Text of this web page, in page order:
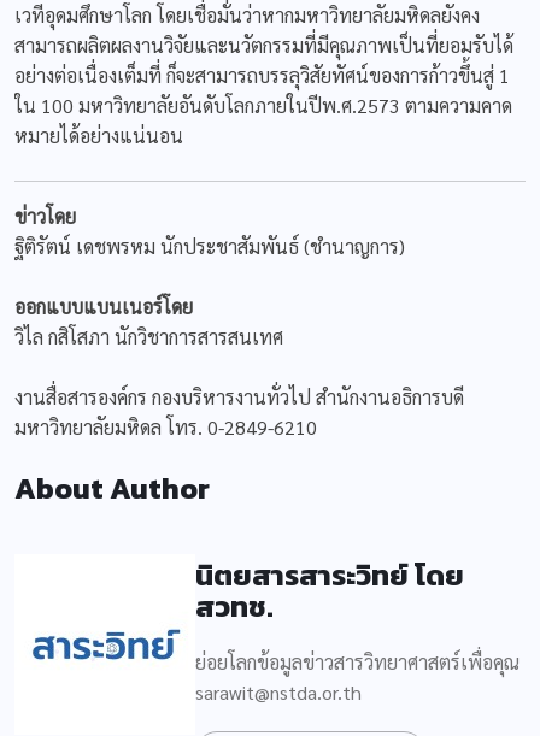
เวทีอุดมศึกษาโลก โดยเชื่อมั่นว่าหากมหาวิทยาลัยมหิดลยังคง
สามารถผลิตผลงานวิจัยและนวัตกรรมที่มีคุณภาพเป็นที่ยอมรับได้
อย่างต่อเนื่องเต็มที่ ก็จะสามารถบรรลุวิสัยทัศน์ของการก้าวขึ้นสู่ 1
ใน 100 มหาวิทยาลัยอันดับโลกภายในปีพ.ศ.2573 ตามความคาด
หมายได้อย่างแน่นอน
ข่าวโดย
ฐิติรัตน์ เดชพรหม นักประชาสัมพันธ์ (ชำนาญการ)
ออกแบบแบนเนอร์โดย
วิไล กสิโสภา นักวิชาการสารสนเทศ
งานสื่อสารองค์กร กองบริหารงานทั่วไป สำนักงานอธิการบดี
มหาวิทยาลัยมหิดล โทร. 0-2849-6210
About Author
นิตยสารสาระวิทย์ โดย
สวทช.
ย่อยโลกข้อมูลข่าวสารวิทยาศาสตร์เพื่อคุณ
sarawit@nstda.or.th